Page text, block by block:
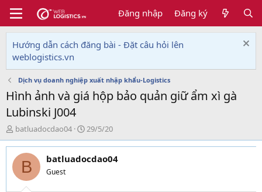
Đăng nhập Đăng ký
Hướng dẫn cách đăng bài - Đặt câu hỏi lên
weblogistics.vn
Dịch vụ doanh nghiệp xuất nhập khẩu-Logistics
Hình ảnh và giá hộp bảo quản giữ ẩm xì gà
Lubinski J004
T
h
r
e
d
batluadocdao04
N
g
à
y
29/5/20
B batluadocdao04
Guest